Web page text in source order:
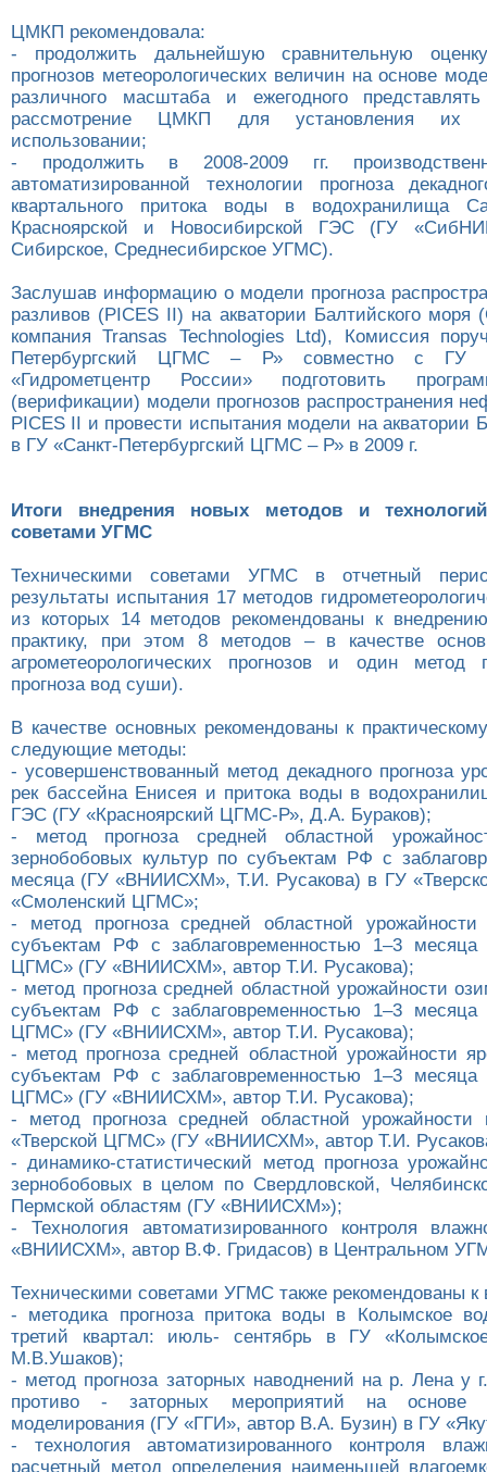
ЦМКП рекомендовала:
- продолжить дальнейшую сравнительную оценку
прогнозов метеорологических величин на основе
различного масштаба и ежегодного
рассмотрение ЦМКП для установления их
использовании;
- продолжить в 2008-2009 гг.
автоматизированной технологии прогноза
квартального притока воды в водохранилища
Красноярской и Новосибирской ГЭС (ГУ
Сибирское, Среднесибирское УГМС).
Заслушав информацию о модели прогноза
разливов (PICES II) на акватории Балтийского моря
компания Transas Technologies Ltd), Комиссия
Петербургский ЦГМС – Р» совместно с
«Гидрометцентр России» подготовить
(верификации) модели прогнозов распространения
PICES II и провести испытания модели на акватории
в ГУ «Санкт-Петербургский ЦГМС – Р» в 2009 г.
Итоги внедрения новых методов и
советами УГМС
Техническими советами УГМС в отчетный
результаты испытания 17 методов
из которых 14 методов рекомендованы к
практику, при этом 8 методов – в качестве
агрометеорологических прогнозов и один метод
прогноза вод суши).
В качестве основных рекомендованы к
следующие методы:
- усовершенствованный метод декадного прогноза
рек бассейна Енисея и притока воды в
ГЭС (ГУ «Красноярский ЦГМС-Р», Д.А. Бураков);
- метод прогноза средней областной
зернобобовых культур по субъектам РФ с
месяца (ГУ «ВНИИСХМ», Т.И. Русакова) в ГУ
«Смоленский ЦГМС»;
- метод прогноза средней областной
субъектам РФ с заблаговременностью 1–3
ЦГМС» (ГУ «ВНИИСХМ», автор Т.И. Русакова);
- метод прогноза средней областной урожайности
субъектам РФ с заблаговременностью 1–3
ЦГМС» (ГУ «ВНИИСХМ», автор Т.И. Русакова);
- метод прогноза средней областной урожайности
субъектам РФ с заблаговременностью 1–3
ЦГМС» (ГУ «ВНИИСХМ», автор Т.И. Русакова);
- метод прогноза средней областной
«Тверской ЦГМС» (ГУ «ВНИИСХМ», автор Т.И.
- динамико-статистический метод прогноза
зернобобовых в целом по Свердловской,
Пермской областям (ГУ «ВНИИСХМ»);
- Технология автоматизированного контроля
«ВНИИСХМ», автор В.Ф. Гридасов) в Центральном
Техническими советами УГМС также рекомендованы к
- методика прогноза притока воды в Колымское
третий квартал: июль- сентябрь в ГУ
М.В.Ушаков);
- метод прогноза заторных наводнений на р. Лена у
противо - заторных мероприятий на основе
моделирования (ГУ «ГГИ», автор В.А. Бузин) в ГУ
- технология автоматизированного контроля
расчетный метод определения наименьшей